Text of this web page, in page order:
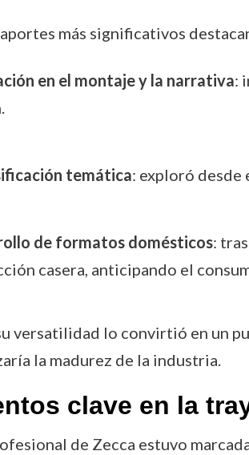
más significativos
en el montaje y la narrativa:
temática: exploró desde
de formatos domésticos:
casera, anticipando el
versatilidad lo convirtió en un
la madurez de la industria.
clave en la
de Zecca estuvo